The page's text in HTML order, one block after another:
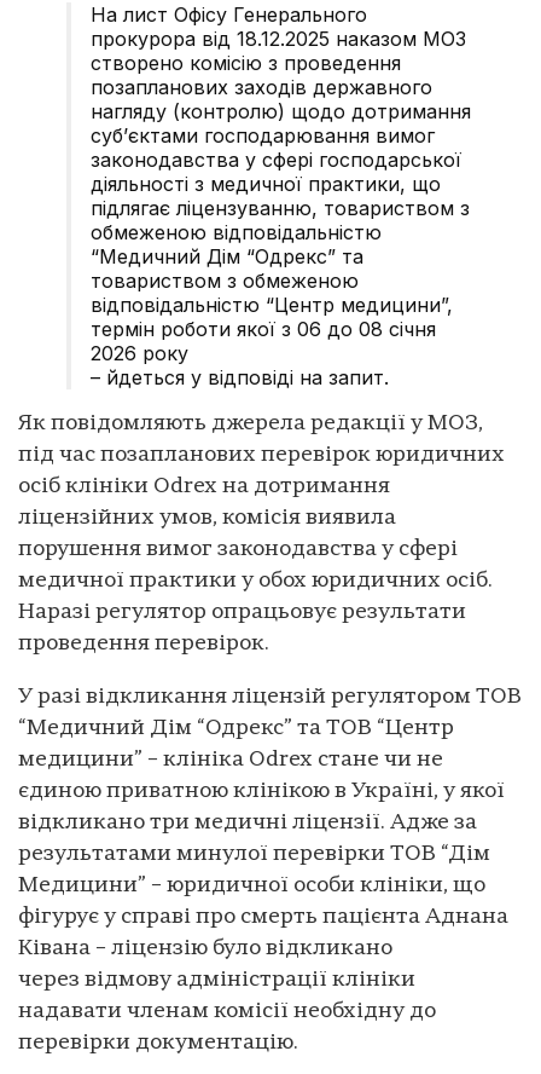
На лист Офісу Генерального
прокурора від 18.12.2025 наказом МОЗ
створено комісію з проведення
позапланових заходів державного
нагляду (контролю) щодо дотримання
суб’єктами господарювання вимог
законодавства у сфері господарської
діяльності з медичної практики, що
підлягає ліцензуванню, товариством з
обмеженою відповідальністю
“Медичний Дім “Одрекс” та
товариством з обмеженою
відповідальністю “Центр медицини”,
термін роботи якої з 06 до 08 січня
2026 року
– йдеться у відповіді на запит.
Як повідомляють джерела редакції у МОЗ,
під час позапланових перевірок юридичних
осіб клініки Odrex на дотримання
ліцензійних умов, комісія виявила
порушення вимог законодавства у сфері
медичної практики у обох юридичних осіб.
Наразі регулятор опрацьовує результати
проведення перевірок.
У разі відкликання ліцензій регулятором ТОВ
“Медичний Дім “Одрекс” та ТОВ “Центр
медицини” – клініка Odrex стане чи не
єдиною приватною клінікою в Україні, у якої
відкликано три медичні ліцензії. Адже за
результатами минулої перевірки ТОВ “Дім
Медицини” – юридичної особи клініки, що
фігурує у справі про смерть пацієнта Аднана
Ківана – ліцензію було відкликано
через відмову адміністрації клініки
надавати членам комісії необхідну до
перевірки документацію.